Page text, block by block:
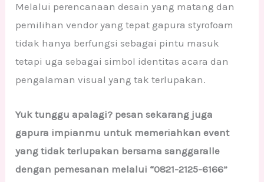
Melalui perencanaan desain yang matang dan
pemilihan vendor yang tepat gapura styrofoam
tidak hanya berfungsi sebagai pintu masuk
tetapi uga sebagai simbol identitas acara dan
pengalaman visual yang tak terlupakan.
Yuk tunggu apalagi? pesan sekarang juga
gapura impianmu untuk memeriahkan event
yang tidak terlupakan bersama sanggaralle
dengan pemesanan melalui “0821-2125-6166”